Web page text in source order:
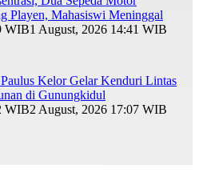
Playen, Mahasiswi Meninggal
WIB1 August, 2026 14:41 WIB
Kelor Gelar Kenduri Lintas
di Gunungkidul
WIB2 August, 2026 17:07 WIB